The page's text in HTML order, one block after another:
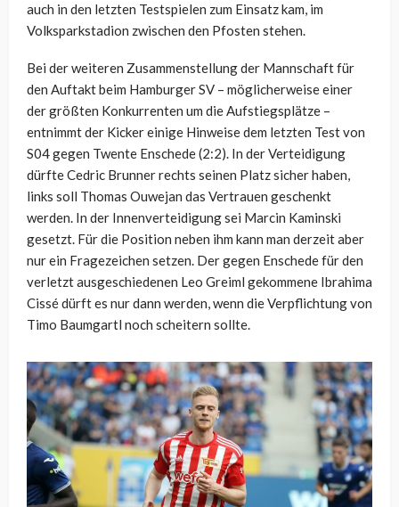
auch in den letzten Testspielen zum Einsatz kam, im
Volksparkstadion zwischen den Pfosten stehen.
Bei der weiteren Zusammenstellung der Mannschaft für
den Auftakt beim Hamburger SV – möglicherweise einer
der größten Konkurrenten um die Aufstiegsplätze –
entnimmt der Kicker einige Hinweise dem letzten Test von
S04 gegen Twente Enschede (2:2). In der Verteidigung
dürfte Cedric Brunner rechts seinen Platz sicher haben,
links soll Thomas Ouwejan das Vertrauen geschenkt
werden. In der Innenverteidigung sei Marcin Kaminski
gesetzt. Für die Position neben ihm kann man derzeit aber
nur ein Fragezeichen setzen. Der gegen Enschede für den
verletzt ausgeschiedenen Leo Greiml gekommene Ibrahima
Cissé dürft es nur dann werden, wenn die Verpflichtung von
Timo Baumgartl noch scheitern sollte.